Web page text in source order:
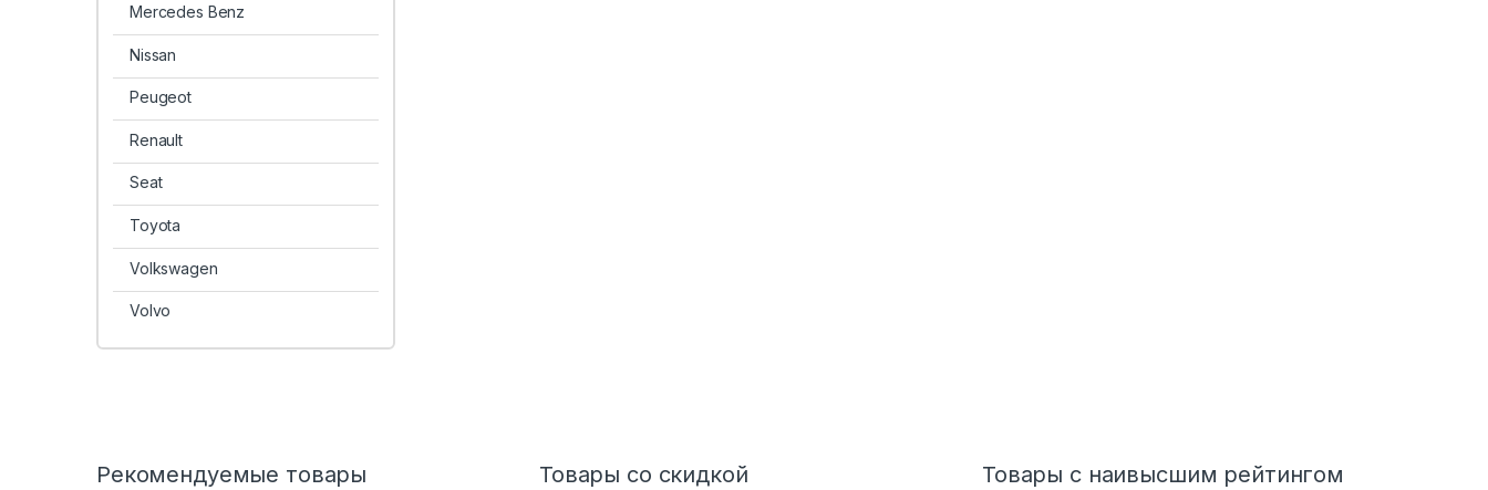
Mercedes Benz
Nissan
Peugeot
Renault
Seat
Toyota
Volkswagen
Volvo
Рекомендуемые товары Товары со скидкой Товары с наивысшим рейтингом